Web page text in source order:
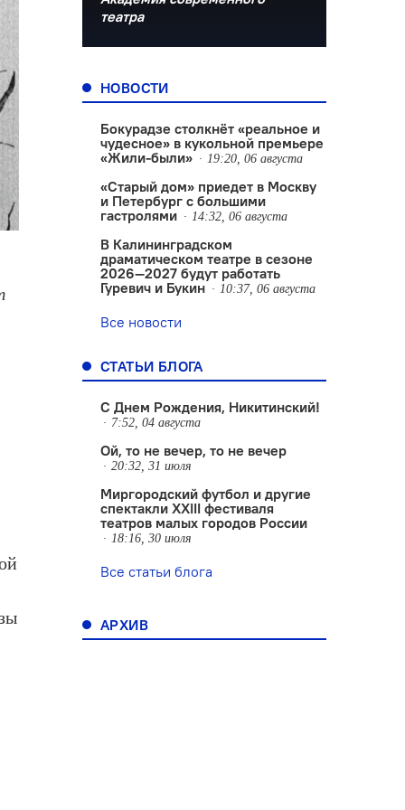
театра
НОВОСТИ
Бокурадзе столкнëт «реальное и
чудесное» в кукольной премьере
«Жили-были»
19:20, 06 августа
«Старый дом» приедет в Москву
и Петербург с большими
гастролями
14:32, 06 августа
В Калининградском
драматическом театре в сезоне
2026—2027 будут работать
Гуревич и Букин
10:37, 06 августа
Все новости
СТАТЬИ БЛОГА
С Днем Рождения, Никитинский!
7:52, 04 августа
Ой, то не вечер, то не вечер
20:32, 31 июля
Миргородский футбол и другие
спектакли XXIII фестиваля
театров малых городов России
18:16, 30 июля
Все статьи блога
АРХИВ